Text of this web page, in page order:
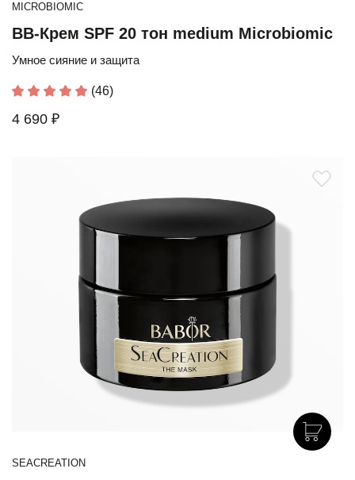
MICROBIOMIC
BB-Крем SPF 20 тон medium Microbiomic
Умное сияние и защита
(46)
4 690 ₽
SEACREATION